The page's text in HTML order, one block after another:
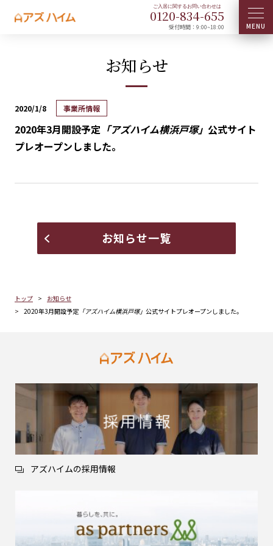
0120-834-655
受付時間：9:00~18:00
トップ
お知らせ
2020年3月開設予定 「アズハイム横浜戸塚」 公式サイトプレオープンしました。
お知らせ
2020/1/8 事業所情報
2020年3月開設予定 「アズハイム横浜戸塚」 公式サイト
プレオープンしました。
お知らせ一覧
アズハイムの採用情報